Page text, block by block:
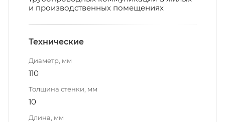
и производственных помещениях
Технические
Диаметр, мм
110
Толщина стенки, мм
10
Длина, мм